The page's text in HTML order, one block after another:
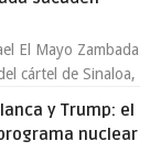
El Mayo Zambada
cártel de Sinaloa,
y Trump: el
nuclear